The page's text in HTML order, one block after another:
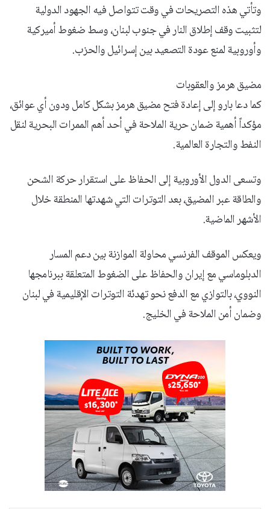
وتأتي هذه التصريحات في وقت تتواصل فيه الجهود الدولية
لتثبيت وقف إطلاق النار في جنوب لبنان، وسط ضغوط أميركية
وأوروبية لمنع عودة التصعيد بين إسرائيل والحزب.
مضيق هرمز والعقوبات
كما دعا بارو إلى إعادة فتح مضيق هرمز بشكل كامل ودون أي عوائق،
مؤكداً أهمية ضمان حرية الملاحة في أحد أهم الممرات البحرية لنقل
النفط والتجارة العالمية.
وتسعى الدول الأوروبية إلى الحفاظ على استقرار حركة الشحن
والطاقة عبر المضيق، بعد التوترات التي شهدتها المنطقة خلال
الأشهر الماضية.
ويعكس الموقف الفرنسي محاولة الموازنة بين دعم المسار
الدبلوماسي مع إيران والحفاظ على الضغوط المتعلقة ببرنامجها
النووي، بالتوازي مع الدفع نحو تهدئة التوترات الإقليمية في لبنان
وضمان أمن الملاحة في الخليج.